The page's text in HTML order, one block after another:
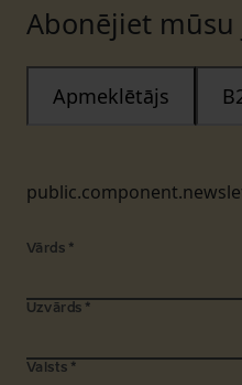
Abonējiet
Apmeklētājs
Vārds *
Uzvārds *
Valsts *